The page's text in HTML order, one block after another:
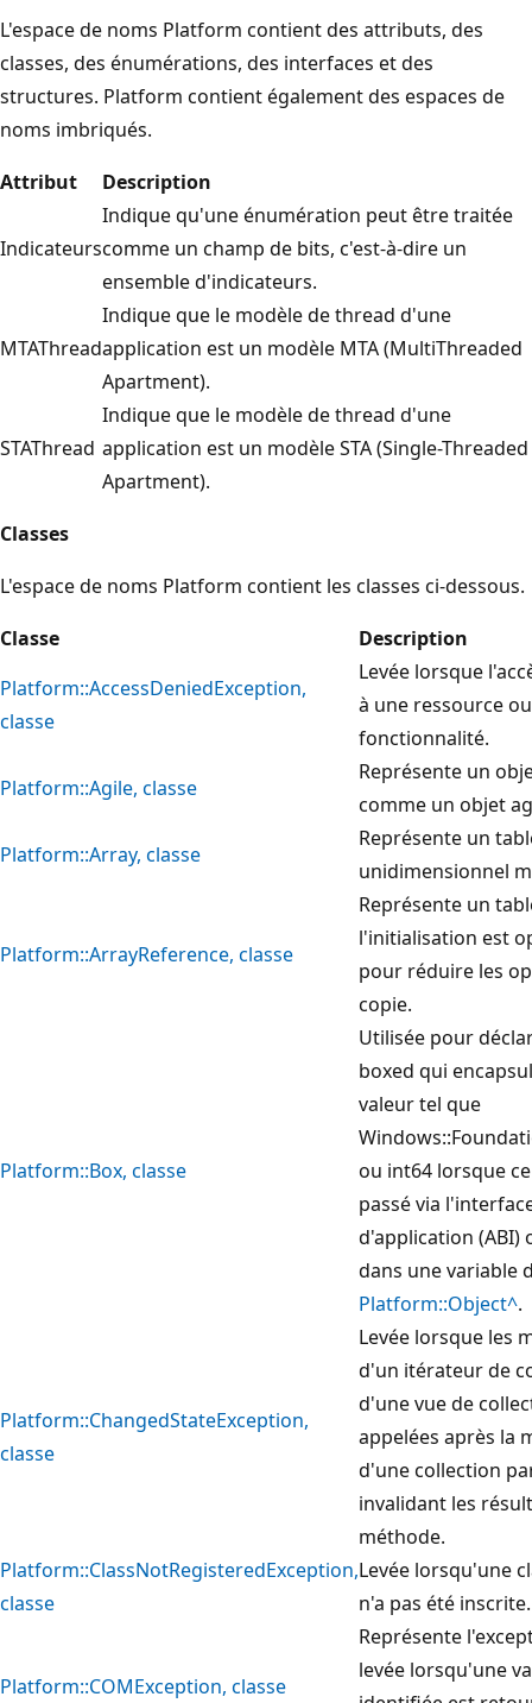
L'espace de noms Platform contient des attributs, des
classes, des énumérations, des interfaces et des
structures. Platform contient également des espaces de
noms imbriqués.
Attribut
Description
Indicateurs
Indique qu'une énumération peut être traitée
comme un champ de bits, c'est-à-dire un
ensemble d'indicateurs.
MTAThread
Indique que le modèle de thread d'une
application est un modèle MTA (MultiThreaded
Apartment).
STAThread
Indique que le modèle de thread d'une
application est un modèle STA (Single-Threaded
Apartment).
Classes
L'espace de noms Platform contient les classes ci-dessous.
Classe
Description
Platform::AccessDeniedException,
classe
Levée lorsque
à une ressource
fonctionnalité.
Platform::Agile, classe
Représente un
comme un objet
Platform::Array, classe
Représente un
unidimensionnel
Platform::ArrayReference, classe
Représente un
l'initialisation est
pour réduire les
copie.
Platform::Box, classe
Utilisée pour
boxed qui
valeur tel que
ou int64 lorsque
passé via
d'application (ABI)
dans une variable
Platform::Object^.
Platform::ChangedStateException,
classe
Levée lorsque les
d'un itérateur de
d'une vue de
appelées après la
d'une collection
invalidant les
méthode.
Platform::ClassNotRegisteredException,
classe
Levée lorsqu'une
n'a pas été inscrite.
Platform::COMException, classe
Représente
levée lorsqu'une